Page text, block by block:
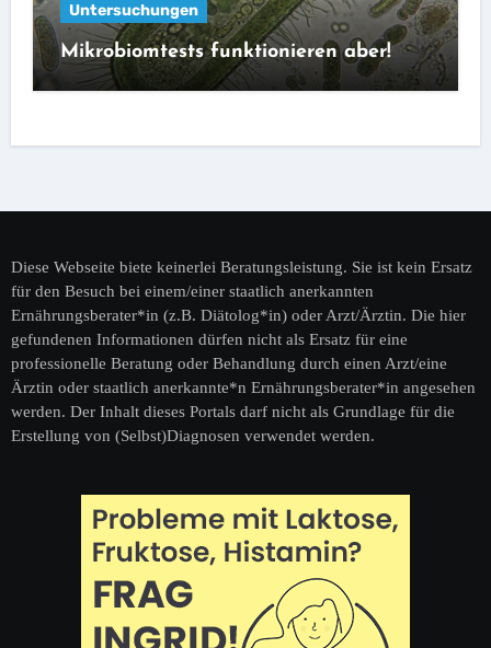
Untersuchungen
Mikrobiomtests funktionieren aber!
Diese Webseite biete keinerlei Beratungsleistung. Sie ist kein Ersatz
für den Besuch bei einem/einer staatlich anerkannten
Ernährungsberater*in (z.B. Diätolog*in) oder Arzt/Ärztin. Die hier
gefundenen Informationen dürfen nicht als Ersatz für eine
professionelle Beratung oder Behandlung durch einen Arzt/eine
Ärztin oder staatlich anerkannte*n Ernährungsberater*in angesehen
werden. Der Inhalt dieses Portals darf nicht als Grundlage für die
Erstellung von (Selbst)Diagnosen verwendet werden.